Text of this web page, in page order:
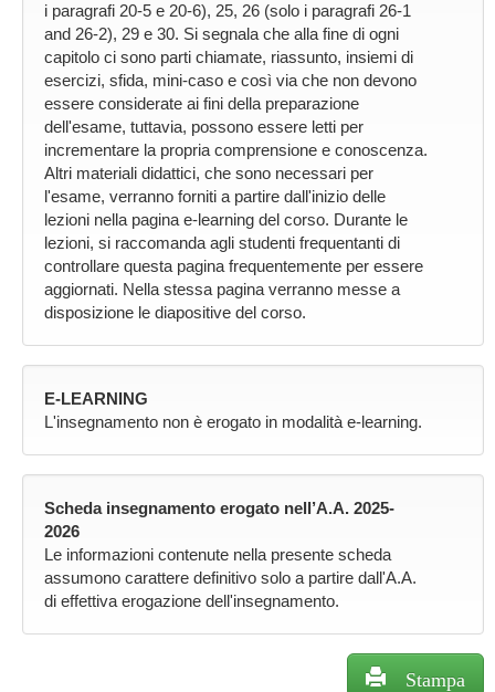
i paragrafi 20-5 e 20-6), 25, 26 (solo i paragrafi 26-1
and 26-2), 29 e 30. Si segnala che alla fine di ogni
capitolo ci sono parti chiamate, riassunto, insiemi di
esercizi, sfida, mini-caso e così via che non devono
essere considerate ai fini della preparazione
dell'esame, tuttavia, possono essere letti per
incrementare la propria comprensione e conoscenza.
Altri materiali didattici, che sono necessari per
l'esame, verranno forniti a partire dall'inizio delle
lezioni nella pagina e-learning del corso. Durante le
lezioni, si raccomanda agli studenti frequentanti di
controllare questa pagina frequentemente per essere
aggiornati. Nella stessa pagina verranno messe a
disposizione le diapositive del corso.
E-LEARNING
L'insegnamento non è erogato in modalità e-learning.
Scheda insegnamento erogato nell’A.A. 2025-
2026
Le informazioni contenute nella presente scheda
assumono carattere definitivo solo a partire dall'A.A.
di effettiva erogazione dell'insegnamento.
Stampa